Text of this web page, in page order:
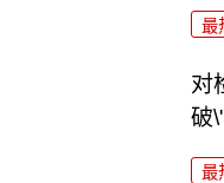
最
对
破
最